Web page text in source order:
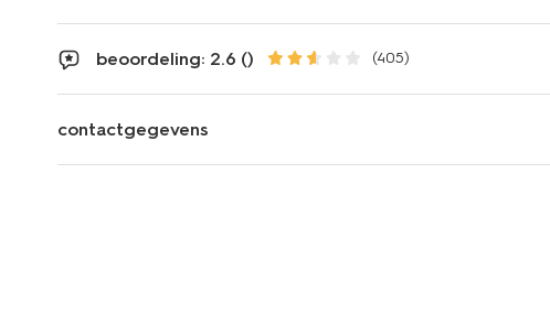
beoordeling: 2.6 () (405)
contactgegevens